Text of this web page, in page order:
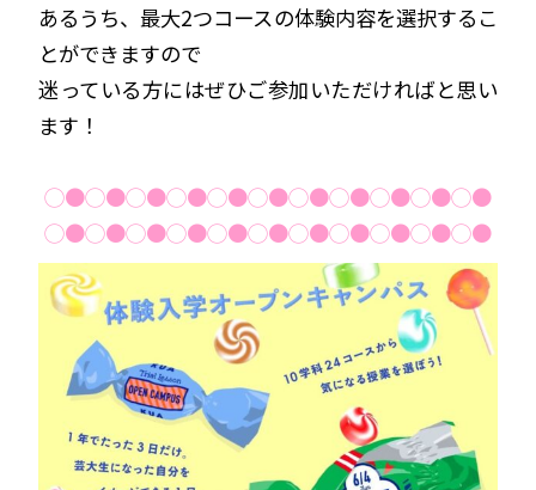
あるうち、最大2つコースの体験内容を選択するこ
とができますので
迷っている方にはぜひご参加いただければと思い
ます！
◯●◯●◯●◯●◯●◯●◯●◯●◯●◯●◯●
◯●◯●◯●◯●◯●◯●◯●◯●◯●◯●◯●